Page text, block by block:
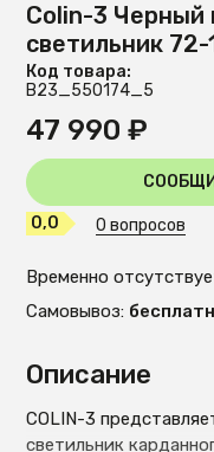
Описание
COLIN-3
светильник
Colin-3 Черный
светильник
Код товара:
B23_550174_5
47 990 ₽
0,0 0 вопросов
Временно
Самовывоз: